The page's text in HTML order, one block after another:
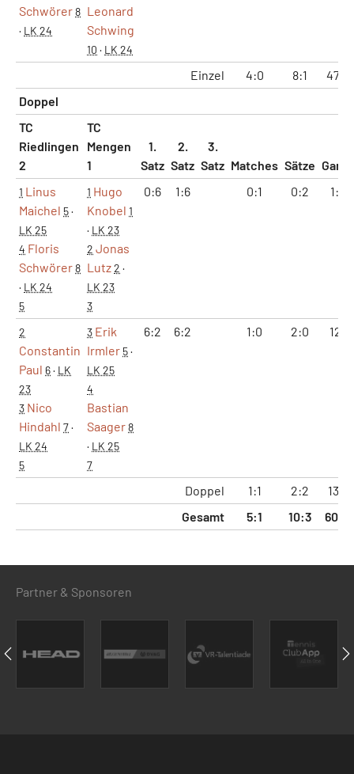
Schwörer8
· LK 24
Leonard
Schwing
10 · LK 24
Einzel 4:0 8:1
Doppel
TC
Riedlingen
2
TC
Mengen
1
1.
Satz
2.
Satz
3.
Satz Matches Sätze
1 Linus
Maichel 5·
LK 25
4 Floris
Schwörer8
· LK 24
5
1 Hugo
Knobel 1
· LK 23
2 Jonas
Lutz2 ·
LK 23
3
0:6 1:6 0:1 0:2 1:12
2
Constantin
Paul 6· LK
23
3 Nico
Hindahl 7·
LK 24
5
3 Erik
Irmler 5·
LK 25
4
Bastian
Saager8
· LK 25
7
6:2 6:2 1:0 2:0 12:4
Doppel 1:1 2:2
13:16
Gesamt
5:1 10:3
Partner & Sponsoren